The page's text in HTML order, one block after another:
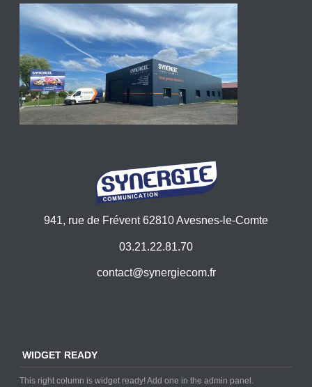
941, rue de Frévent 62810 Avesnes-le-Comte
03.21.22.81.70
contact@synergiecom.fr
WIDGET READY
This right column is widget ready! Add one in the admin panel.